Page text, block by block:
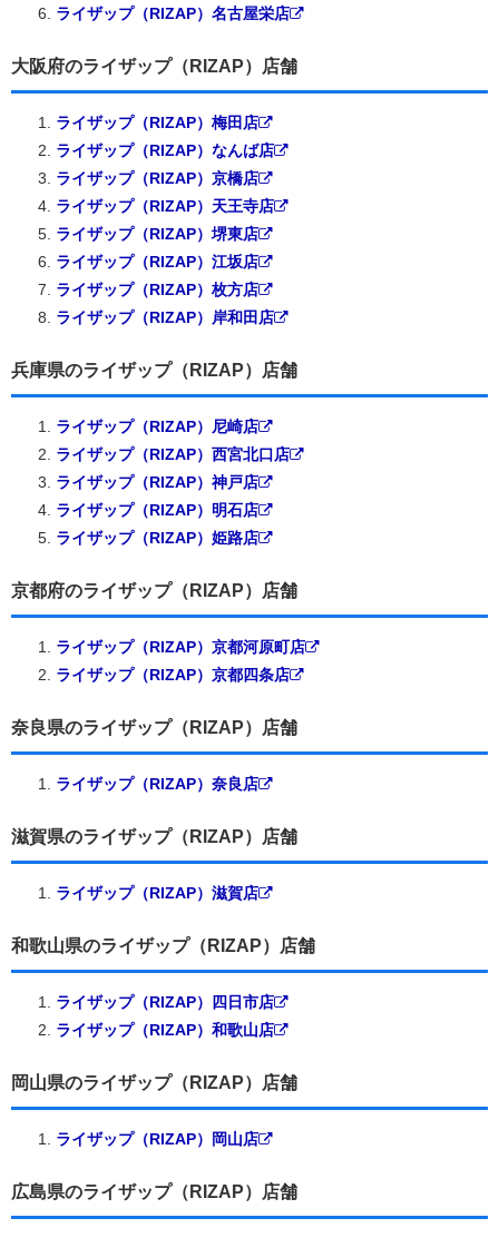
ライザップ（RIZAP）名古屋栄店
大阪府のライザップ（RIZAP）店舗
ライザップ（RIZAP）梅田店
ライザップ（RIZAP）なんば店
ライザップ（RIZAP）京橋店
ライザップ（RIZAP）天王寺店
ライザップ（RIZAP）堺東店
ライザップ（RIZAP）江坂店
ライザップ（RIZAP）枚方店
ライザップ（RIZAP）岸和田店
兵庫県のライザップ（RIZAP）店舗
ライザップ（RIZAP）尼崎店
ライザップ（RIZAP）西宮北口店
ライザップ（RIZAP）神戸店
ライザップ（RIZAP）明石店
ライザップ（RIZAP）姫路店
京都府のライザップ（RIZAP）店舗
ライザップ（RIZAP）京都河原町店
ライザップ（RIZAP）京都四条店
奈良県のライザップ（RIZAP）店舗
ライザップ（RIZAP）奈良店
滋賀県のライザップ（RIZAP）店舗
ライザップ（RIZAP）滋賀店
和歌山県のライザップ（RIZAP）店舗
ライザップ（RIZAP）四日市店
ライザップ（RIZAP）和歌山店
岡山県のライザップ（RIZAP）店舗
ライザップ（RIZAP）岡山店
広島県のライザップ（RIZAP）店舗